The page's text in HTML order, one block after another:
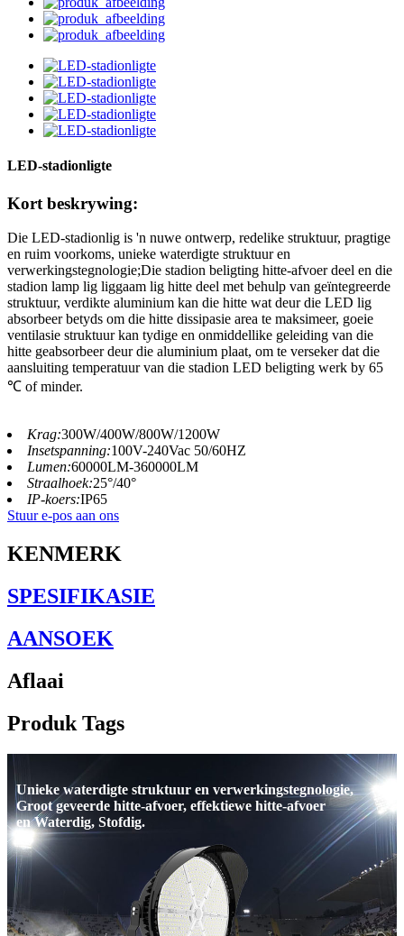
LED-stadionligte
Kort beskrywing:
Die LED-stadionlig is 'n nuwe ontwerp, redelike struktuur, pragtige
en ruim voorkoms, unieke waterdigte struktuur en
verwerkingstegnologie;Die stadion beligting hitte-afvoer deel en die
stadion lamp lig liggaam lig hitte deel met behulp van geïntegreerde
struktuur, verdikte aluminium kan die hitte wat deur die LED lig
absorbeer betyds om die hitte dissipasie area te maksimeer, goeie
ventilasie struktuur kan tydige en onmiddellike geleiding van die
hitte geabsorbeer deur die aluminium plaat, om te verseker dat die
aansluiting temperatuur van die stadion LED beligting werk by 65
℃ of minder.
Krag:300W/400W/800W/1200W
Insetspanning:100V-240Vac 50/60HZ
Lumen:60000LM-360000LM
Straalhoek:25°/40°
IP-koers:IP65
Stuur e-pos aan ons
KENMERK
SPESIFIKASIE
AANSOEK
Aflaai
Produk Tags
Unieke waterdigte struktuur en verwerkingstegnologie,
Groot geveerde hitte-afvoer, effektiewe hitte-afvoer
en Waterdig, Stofdig.